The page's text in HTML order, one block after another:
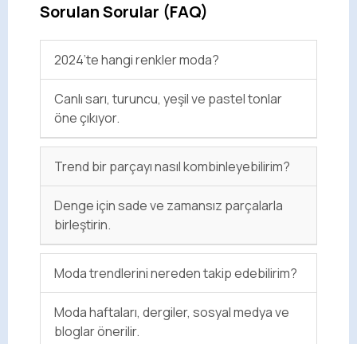
Sorulan Sorular (FAQ)
2024’te hangi renkler moda?
Canlı sarı, turuncu, yeşil ve pastel tonlar
öne çıkıyor.
Trend bir parçayı nasıl kombinleyebilirim?
Denge için sade ve zamansız parçalarla
birleştirin.
Moda trendlerini nereden takip edebilirim?
Moda haftaları, dergiler, sosyal medya ve
bloglar önerilir.